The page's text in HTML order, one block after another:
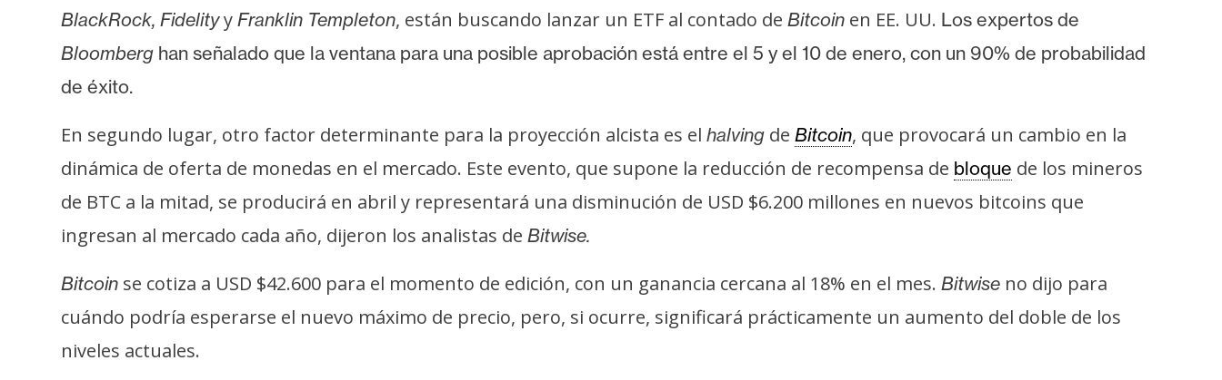
C
o
n
a
c
t
o
y
u
l
i
BlackRock, Fidelityy Franklin Templeton, están buscando lanzar un ETF al contado de Bitcoin en EE. UU. Los expertos de
Bloomberg han señalado que la ventana para una posible aprobación está entre el 5 y el 10 de enero, con un 90% de probabilidad
de éxito.
En segundo lugar, otro factor determinante para la proyección alcista es el halving de Bitcoin, que provocará un cambio en la
dinámica de oferta de monedas en el mercado. Este evento, que supone la reducción de recompensa de bloque de los mineros
de BTC a la mitad, se producirá en abril y representará una disminución de USD $6.200 millones en nuevos bitcoins que
ingresan al mercado cada año, dijeron los analistas de Bitwise.
Bitcoin se cotiza a USD $42.600 para el momento de edición, con un ganancia cercana al 18% en el mes. Bitwise no dijo para
cuándo podría esperarse el nuevo máximo de precio, pero, si ocurre, significará prácticamente un aumento del doble de los
niveles actuales.